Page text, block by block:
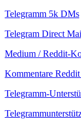
Telegramm 5k DMs
Telegram Direct
Medium / Reddit-
Kommentare
Telegramm-